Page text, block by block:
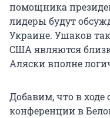
помощника
лидеры будут
Украине. Ушаков
США являются
Аляски вполне
Добавим, что в ходе
конференции в